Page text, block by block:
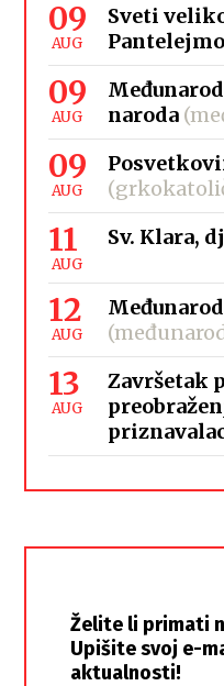
09
AUG
Sveti
09
AUG
naroda
09
AUG
11
AUG
Sv. Klara,
12
AUG
13
AUG
Završetak
Želite li primati
Upišite svoj e-
aktualnosti!